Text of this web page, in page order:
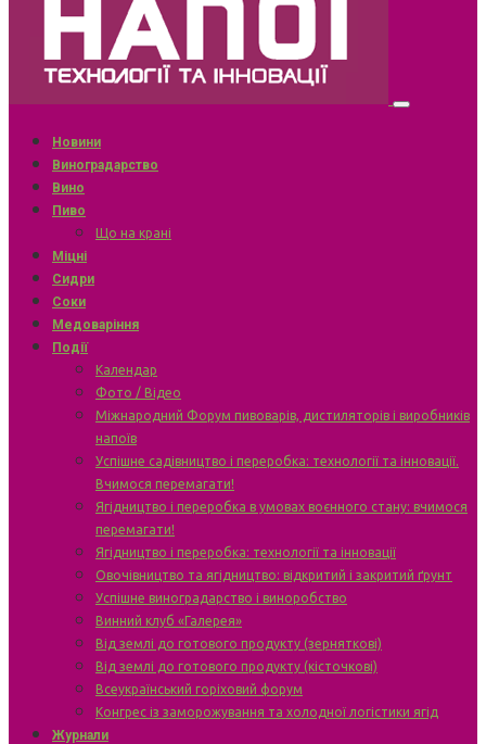
Новини
Виноградарство
Вино
Пиво
Що на крані
Міцні
Сидри
Соки
Медоваріння
Події
Календар
Фото / Відео
Міжнародний Форум пивоварів, дистиляторів і виробників
напоїв
Успішне садівництво і переробка: технології та інновації.
Вчимося перемагати!
Ягідництво і переробка в умовах воєнного стану: вчимося
перемагати!
Ягідництво і переробка: технології та інновації
Овочівництво та ягідництво: відкритий і закритий ґрунт
Успішне виноградарство і виноробство
Винний клуб «Галерея»
Від землі до готового продукту (зерняткові)
Від землі до готового продукту (кісточкові)
Всеукраїнський горіховий форум
Конгрес із заморожування та холодної логістики ягід
Журнали